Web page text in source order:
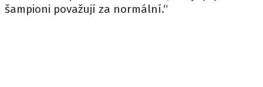
šampioni považují za normální.“